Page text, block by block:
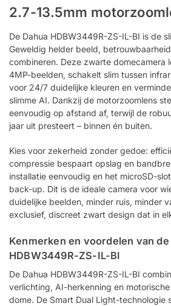
2.7-13.5mm
De Dahua HDBW3449R-ZS-IL-BI is de
Geweldig helder beeld,
combineren. Deze zwarte domecamera
4MP-beelden, schakelt slim tussen
voor 24/7 duidelijke kleuren en
slimme AI. Dankzij de motorzoomlens
eenvoudig op afstand af, terwijl de
jaar uit presteert – binnen én buiten.
Kies voor zekerheid zonder gedoe:
compressie bespaart opslag en
installatie eenvoudig en het microSD-
back-up. Dit is de ideale camera voor
duidelijke beelden, minder ruis, minder
exclusief, discreet zwart design dat in
Kenmerken en voordelen van de
HDBW3449R-ZS-IL-BI
De Dahua HDBW3449R-ZS-IL-BI
verlichting, AI-herkenning en
dome. De Smart Dual Light-technologie